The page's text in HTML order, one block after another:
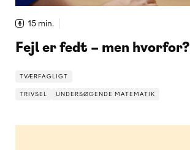
15 min.
Fejl er fedt – men hvorfor?
TVÆRFAGLIGT
TRIVSEL UNDERSØGENDE MATEMATIK